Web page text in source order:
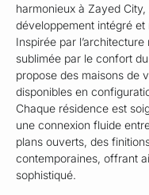
harmonieux à Zayed
développement intégré
Inspirée par
sublimée par le confort
propose des maisons de
disponibles en
Chaque résidence est
une connexion fluide
plans ouverts, des
contemporaines, offrant
sophistiqué.